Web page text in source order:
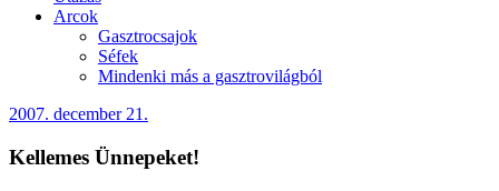
Arcok
Gasztrocsajok
Séfek
Mindenki más a gasztrovilágból
2007. december 21.
Kellemes Ünnepeket!